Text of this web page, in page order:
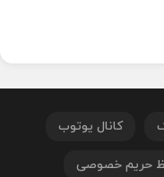
کانال یوتوب
حریم خصوصی